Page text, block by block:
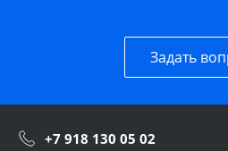
Задать
+7 918 130 05 02